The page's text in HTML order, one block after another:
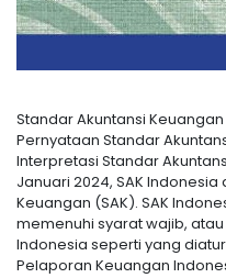
Standar Akuntansi
Pernyataan Standar
Interpretasi Standar
Januari 2024, SAK
Keuangan (SAK). SAK
memenuhi syarat wajib,
Indonesia seperti yang
Pelaporan Keuangan